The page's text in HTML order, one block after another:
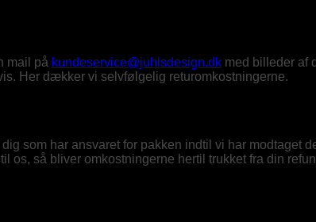
mail på kundeservice@juhlsdesign.dk med billeder af
Her dækker vi selvfølgelig returomkostningerne.
som har ansvaret for pakken indtil vi har modtaget
os, så bliver omkostningerne hertil trukket fra din